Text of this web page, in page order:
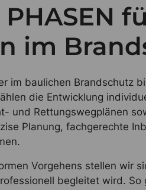
PHASEN
im
im baulichen Brandschutz
die Entwicklung
und Rettungswegplänen
Planung, fachgerechte
Vorgehens stellen wir
begleitet wird.